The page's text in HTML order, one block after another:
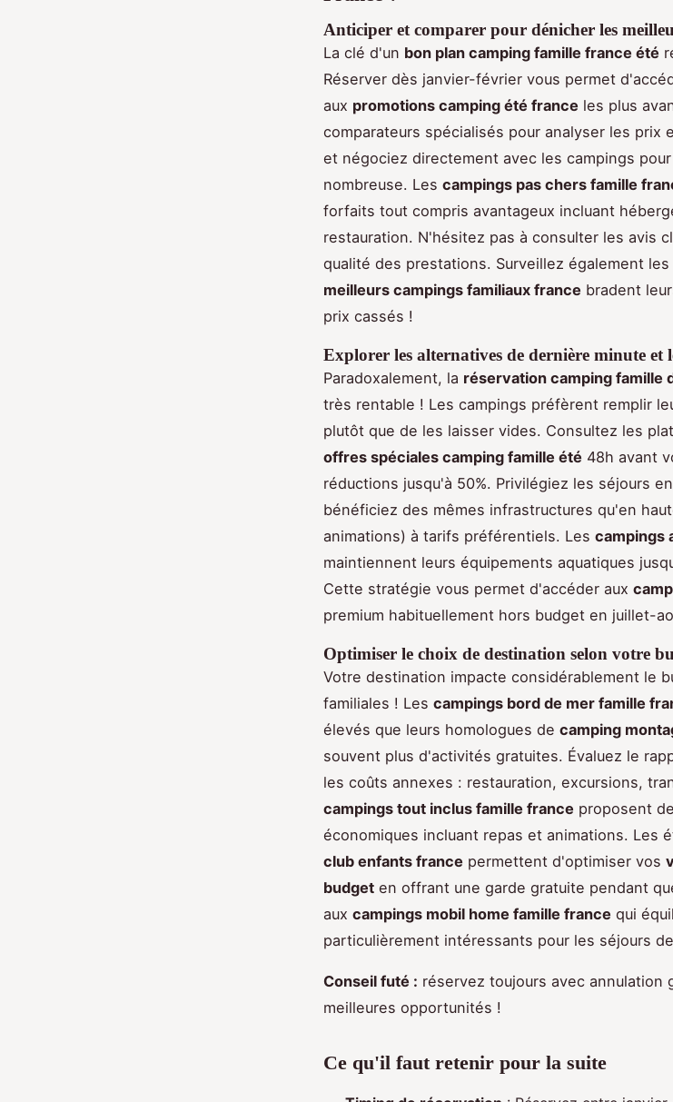
Anticiper et comparer pour dénicher les
La clé d'un bon plan camping famille france été
Réserver dès janvier-février vous permet
aux promotions camping été france les plus
comparateurs spécialisés pour analyser les
et négociez directement avec les campings
nombreuse. Les campings pas chers famille
forfaits tout compris avantageux incluant
restauration. N'hésitez pas à consulter les avis
qualité des prestations. Surveillez également
meilleurs campings familiaux france bradent
prix cassés !
Explorer les alternatives de dernière minute et
Paradoxalement, la réservation camping famille
très rentable ! Les campings préfèrent remplir
plutôt que de les laisser vides. Consultez les
offres spéciales camping famille été 48h avant
réductions jusqu'à 50%. Privilégiez les séjours
bénéficiez des mêmes infrastructures qu'en
animations) à tarifs préférentiels. Les campings
maintiennent leurs équipements aquatiques
Cette stratégie vous permet d'accéder aux
premium habituellement hors budget en juillet-
Optimiser le choix de destination selon votre
Votre destination impacte considérablement le
familiales ! Les campings bord de mer famille
élevés que leurs homologues de camping
souvent plus d'activités gratuites. Évaluez le
les coûts annexes : restauration, excursions,
campings tout inclus famille france proposent
économiques incluant repas et animations. Les
club enfants france permettent d'optimiser vos
budget en offrant une garde gratuite pendant
aux campings mobil home famille france qui
particulièrement intéressants pour les séjours
Conseil futé : réservez toujours avec annulation
meilleures opportunités !
Ce qu'il faut retenir pour la suite